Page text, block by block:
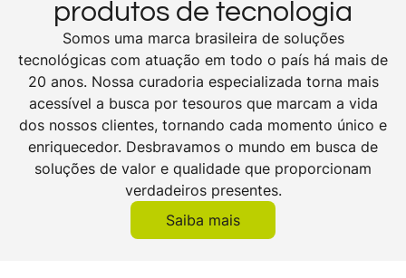
produtos de tecnologia
Somos uma marca brasileira de soluções
tecnológicas com atuação em todo o país há mais de
20 anos. Nossa curadoria especializada torna mais
acessível a busca por tesouros que marcam a vida
dos nossos clientes, tornando cada momento único e
enriquecedor. Desbravamos o mundo em busca de
soluções de valor e qualidade que proporcionam
verdadeiros presentes.
Saiba mais